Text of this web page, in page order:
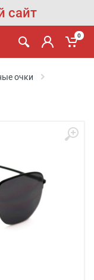
сайт
0
очки